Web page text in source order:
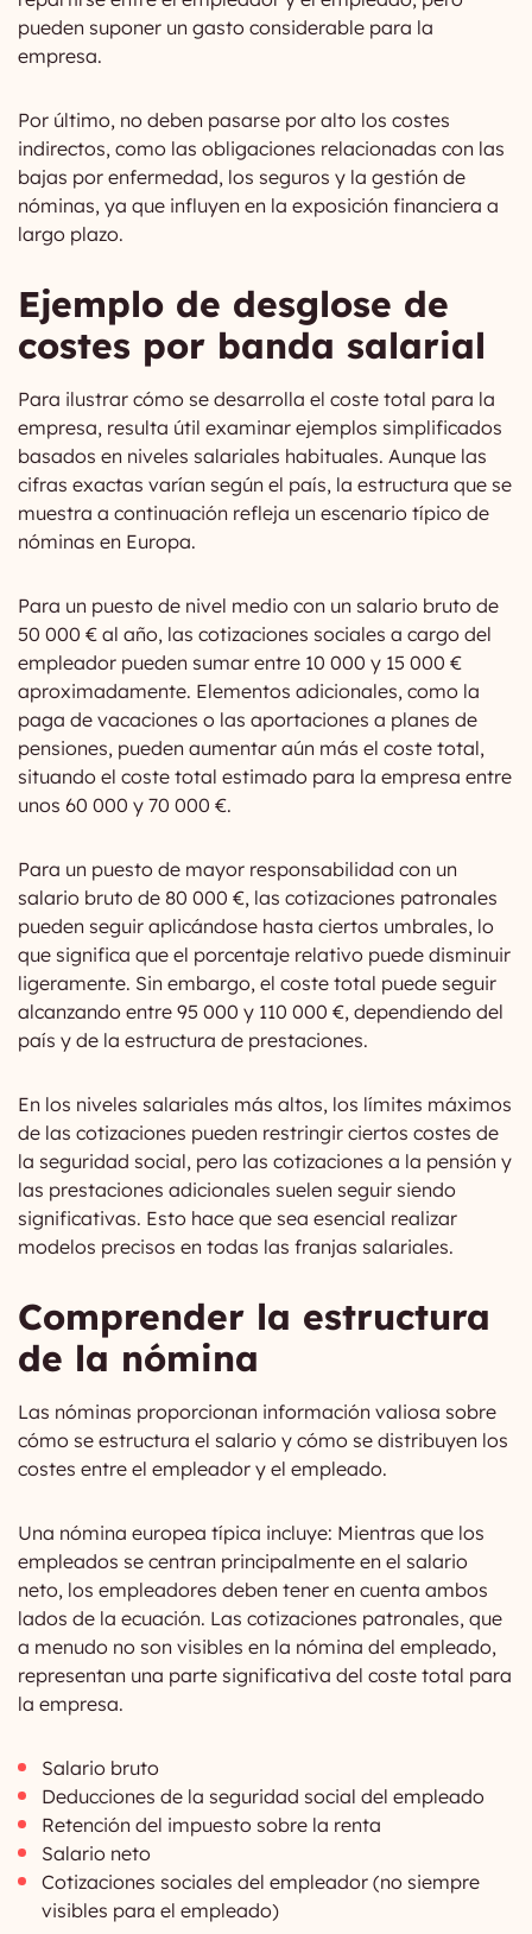
pueden suponer un gasto considerable para la
empresa.
Por último, no deben pasarse por alto los costes
indirectos, como las obligaciones relacionadas con las
bajas por enfermedad, los seguros y la gestión de
nóminas, ya que influyen en la exposición financiera a
largo plazo.
Ejemplo de desglose de
costes por banda salarial
Para ilustrar cómo se desarrolla el coste total para la
empresa, resulta útil examinar ejemplos simplificados
basados en niveles salariales habituales. Aunque las
cifras exactas varían según el país, la estructura que se
muestra a continuación refleja un escenario típico de
nóminas en Europa.
Para un puesto de nivel medio con un salario bruto de
50 000 € al año, las cotizaciones sociales a cargo del
empleador pueden sumar entre 10 000 y 15 000 €
aproximadamente. Elementos adicionales, como la
paga de vacaciones o las aportaciones a planes de
pensiones, pueden aumentar aún más el coste total,
situando el coste total estimado para la empresa entre
unos 60 000 y 70 000 €.
Para un puesto de mayor responsabilidad con un
salario bruto de 80 000 €, las cotizaciones patronales
pueden seguir aplicándose hasta ciertos umbrales, lo
que significa que el porcentaje relativo puede disminuir
ligeramente. Sin embargo, el coste total puede seguir
alcanzando entre 95 000 y 110 000 €, dependiendo del
país y de la estructura de prestaciones.
En los niveles salariales más altos, los límites máximos
de las cotizaciones pueden restringir ciertos costes de
la seguridad social, pero las cotizaciones a la pensión y
las prestaciones adicionales suelen seguir siendo
significativas. Esto hace que sea esencial realizar
modelos precisos en todas las franjas salariales.
Comprender la estructura
de la nómina
Las nóminas proporcionan información valiosa sobre
cómo se estructura el salario y cómo se distribuyen los
costes entre el empleador y el empleado.
Una nómina europea típica incluye: Mientras que los
empleados se centran principalmente en el salario
neto, los empleadores deben tener en cuenta ambos
lados de la ecuación. Las cotizaciones patronales, que
a menudo no son visibles en la nómina del empleado,
representan una parte significativa del coste total para
la empresa.
Salario bruto
Deducciones de la seguridad social del empleado
Retención del impuesto sobre la renta
Salario neto
Cotizaciones sociales del empleador (no siempre
visibles para el empleado)